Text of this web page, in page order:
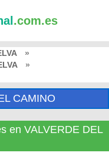
.com.es
»
»
CAMINO
en VALVERDE DEL